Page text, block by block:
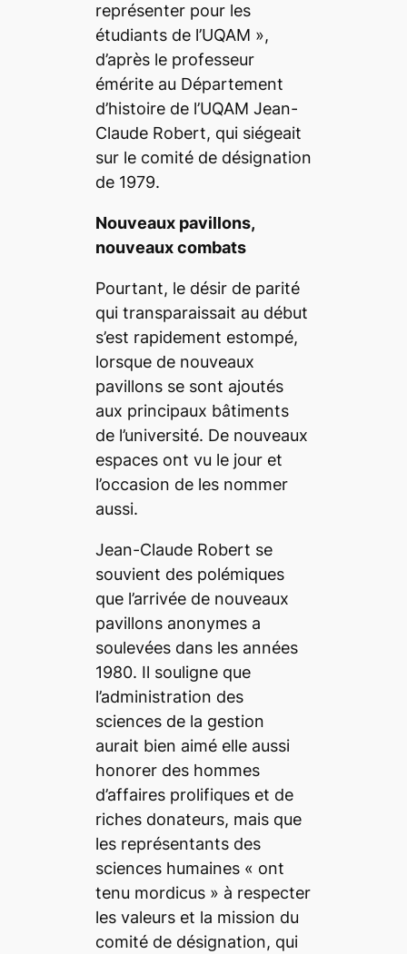
représenter pour les
étudiants de l’UQAM »,
d’après le professeur
émérite au Département
d’histoire de l’UQAM Jean-
Claude Robert, qui siégeait
sur le comité de désignation
de 1979.
Nouveaux pavillons,
nouveaux combats
Pourtant, le désir de parité
qui transparaissait au début
s’est rapidement estompé,
lorsque de nouveaux
pavillons se sont ajoutés
aux principaux bâtiments
de l’université. De nouveaux
espaces ont vu le jour et
l’occasion de les nommer
aussi.
Jean-Claude Robert se
souvient des polémiques
que l’arrivée de nouveaux
pavillons anonymes a
soulevées dans les années
1980. Il souligne que
l’administration des
sciences de la gestion
aurait bien aimé elle aussi
honorer des hommes
d’affaires prolifiques et de
riches donateurs, mais que
les représentants des
sciences humaines « ont
tenu mordicus » à respecter
les valeurs et la mission du
comité de désignation, qui